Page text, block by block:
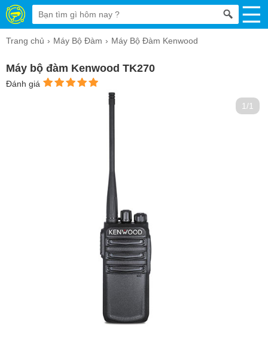
Trang chủ Máy Bộ Đàm Máy Bộ Đàm Kenwood
Máy bộ đàm Kenwood TK270
Đánh giá
1/1